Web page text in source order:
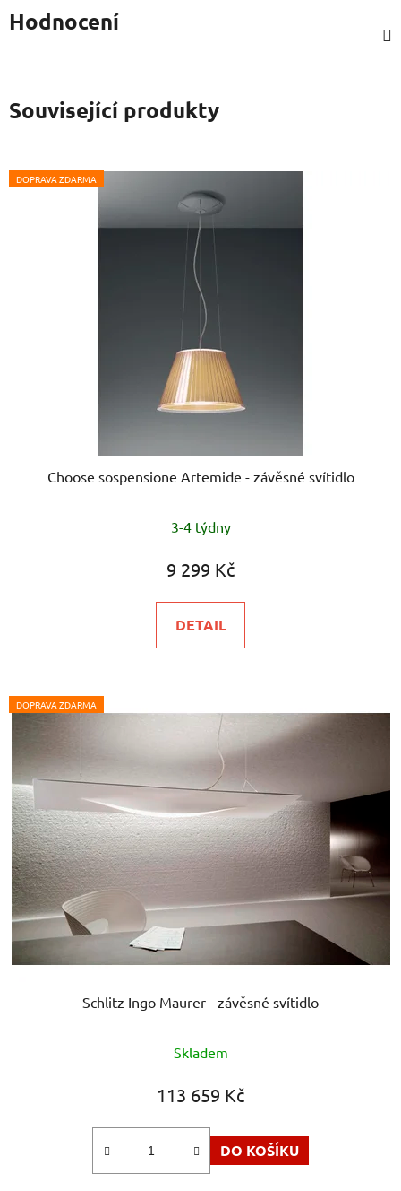
Hodnocení
Související produkty
DOPRAVA ZDARMA
Choose sospensione Artemide - závěsné svítidlo
3-4 týdny
9 299 Kč
DETAIL
DOPRAVA ZDARMA
Schlitz Ingo Maurer - závěsné svítidlo
Skladem
113 659 Kč
DO KOŠÍKU